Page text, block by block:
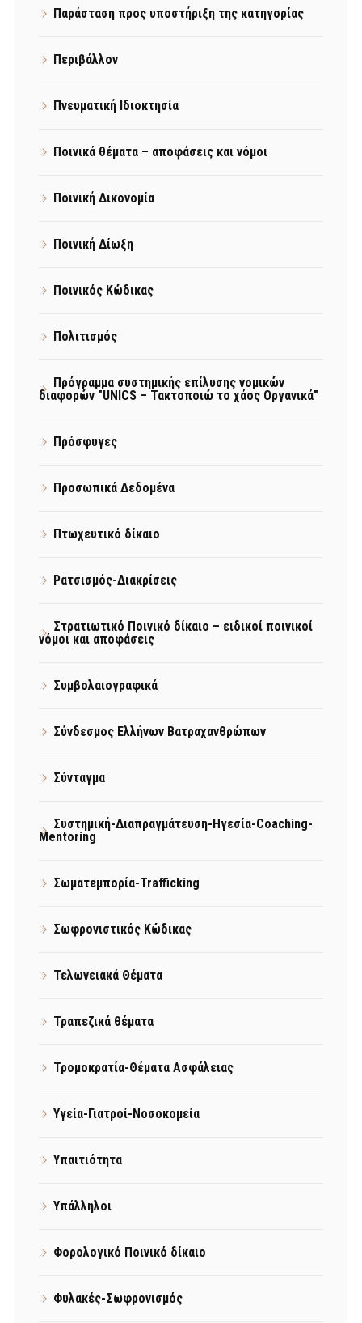
Παράσταση προς υποστήριξη της κατηγορίας
Περιβάλλον
Πνευματική Ιδιοκτησία
Ποινικά θέματα – αποφάσεις και νόμοι
Ποινική Δικονομία
Ποινική Δίωξη
Ποινικός Κώδικας
Πολιτισμός
Πρόγραμμα συστημικής επίλυσης νομικών
διαφορών "UNICS – Τακτοποιώ το χάος Οργανικά"
Πρόσφυγες
Προσωπικά Δεδομένα
Πτωχευτικό δίκαιο
Ρατσισμός-Διακρίσεις
Στρατιωτικό Ποινικό δίκαιο – ειδικοί ποινικοί
νόμοι και αποφάσεις
Συμβολαιογραφικά
Σύνδεσμος Ελλήνων Βατραχανθρώπων
Σύνταγμα
Συστημική-Διαπραγμάτευση-Ηγεσία-Coaching-
Mentoring
Σωματεμπορία-Trafficking
Σωφρονιστικός Κώδικας
Τελωνειακά Θέματα
Τραπεζικά θέματα
Τρομοκρατία-Θέματα Ασφάλειας
Υγεία-Γιατροί-Νοσοκομεία
Υπαιτιότητα
Υπάλληλοι
Φορολογικό Ποινικό δίκαιο
Φυλακές-Σωφρονισμός